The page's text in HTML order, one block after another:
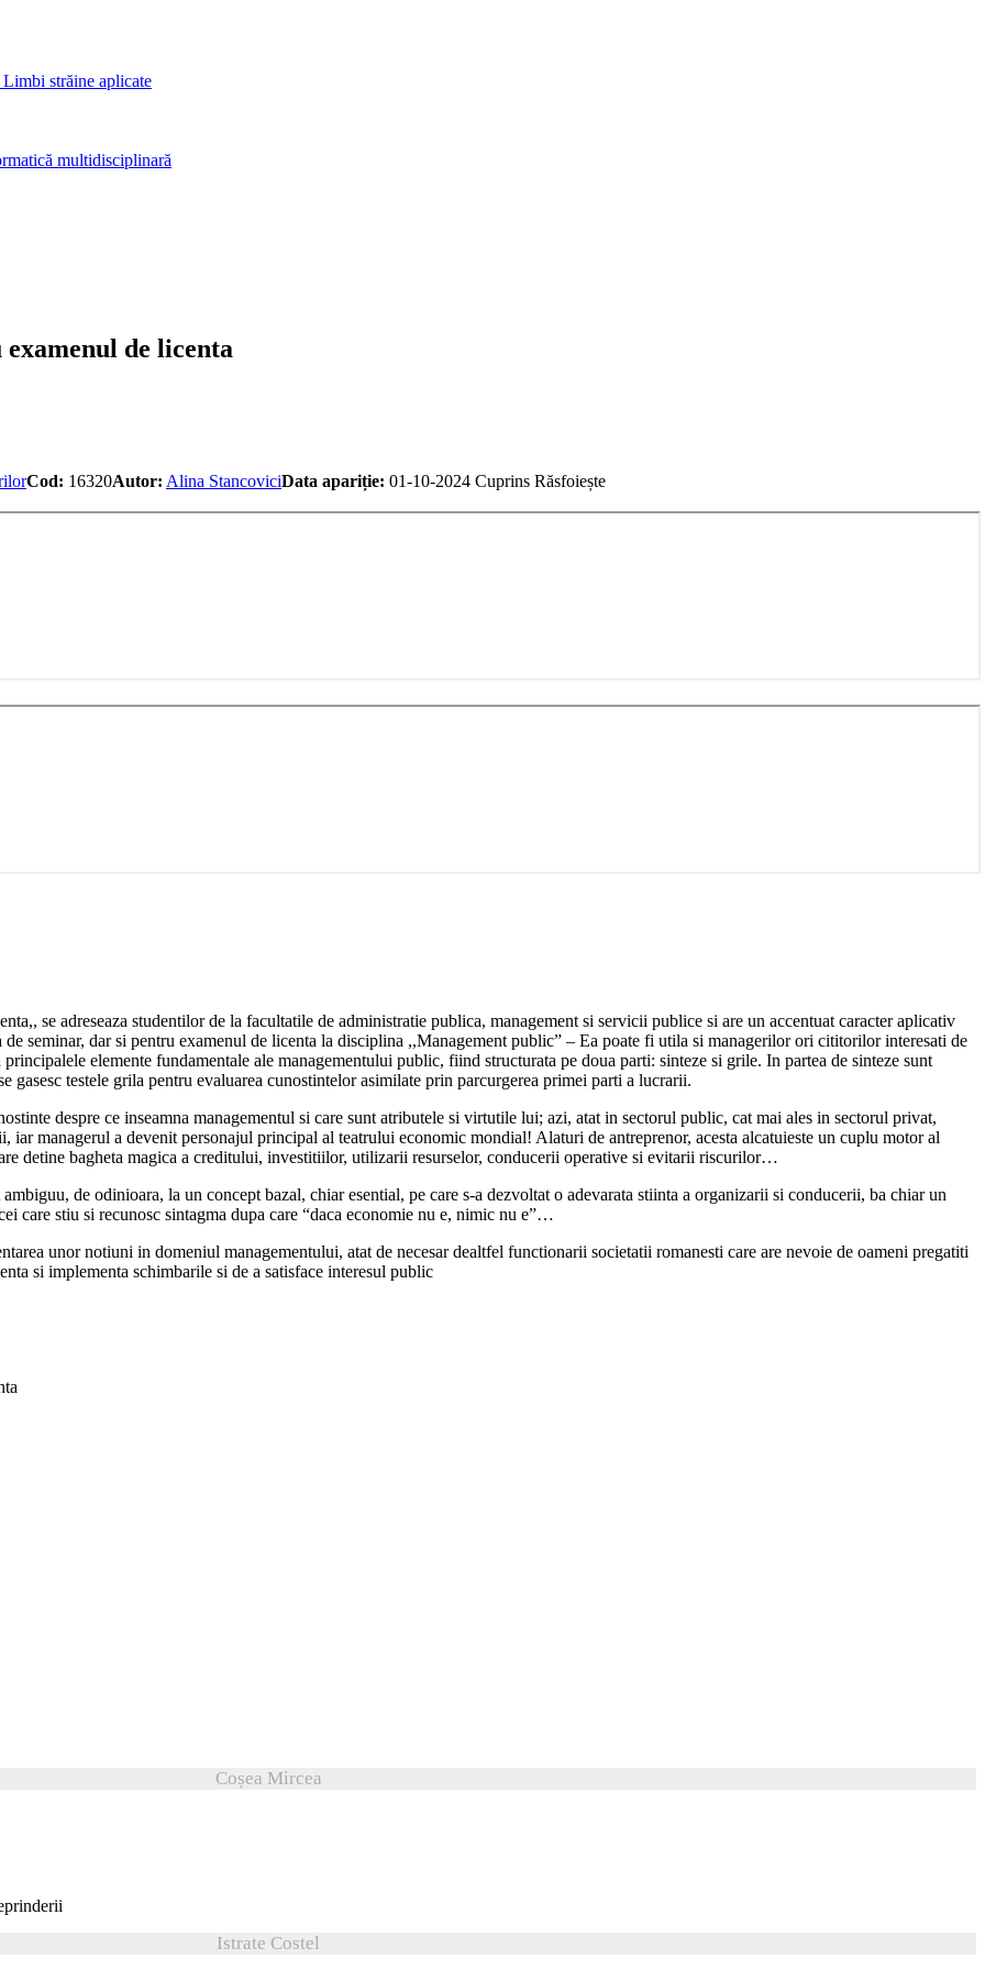
străine aplicate
multidisciplinară
de licenta
Cod: 16320Autor: Alina StancoviciData apariție: 01-10-2024 Cuprins Răsfoiește
se adreseaza studentilor de la facultatile de administratie publica, management si servicii publice si are un accentuat caracter aplicativ
seminar, dar si pentru examenul de licenta la disciplina ,,Management public” – Ea poate fi utila si managerilor ori cititorilor interesati de
elemente fundamentale ale managementului public, fiind structurata pe doua parti: sinteze si grile. In partea de sinteze sunt
gasesc testele grila pentru evaluarea cunostintelor asimilate prin parcurgerea primei parti a lucrarii.
despre ce inseamna managementul si care sunt atributele si virtutile lui; azi, atat in sectorul public, cat mai ales in sectorul privat,
managerul a devenit personajul principal al teatrului economic mondial! Alaturi de antreprenor, acesta alcatuieste un cuplu motor al
detine bagheta magica a creditului, investitiilor, utilizarii resurselor, conducerii operative si evitarii riscurilor…
de odinioara, la un concept bazal, chiar esential, pe care s-a dezvoltat o adevarata stiinta a organizarii si conducerii, ba chiar un
care stiu si recunosc sintagma dupa care “daca economie nu e, nimic nu e”…
unor notiuni in domeniul managementului, atat de necesar dealtfel functionarii societatii romanesti care are nevoie de oameni pregatiti
si implementa schimbarile si de a satisface interesul public
Coșea Mircea
Istrate Costel